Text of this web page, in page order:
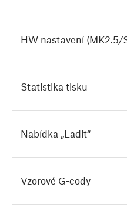
HW nastavení (MK2.5/
Statistika tisku
Nabídka „Ladit“
Vzorové G-cody